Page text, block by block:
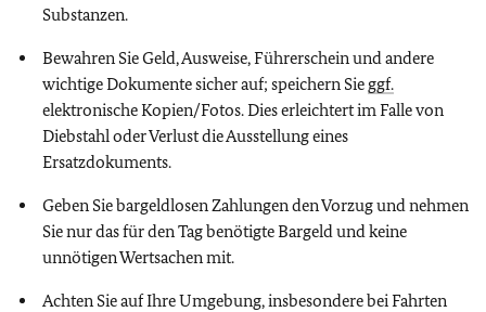
Substanzen.
Bewahren Sie Geld, Ausweise, Führerschein und andere
wichtige Dokumente sicher auf; speichern Sie ggf.
elektronische Kopien/Fotos. Dies erleichtert im Falle von
Diebstahl oder Verlust die Ausstellung eines
Ersatzdokuments.
Geben Sie bargeldlosen Zahlungen den Vorzug und nehmen
Sie nur das für den Tag benötigte Bargeld und keine
unnötigen Wertsachen mit.
Achten Sie auf Ihre Umgebung, insbesondere bei Fahrten